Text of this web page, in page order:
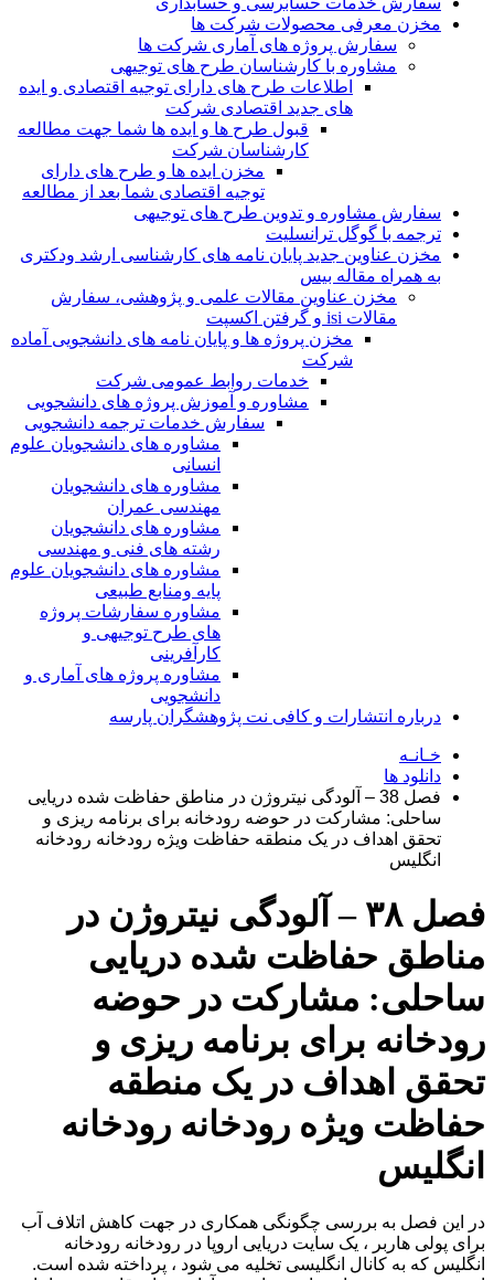
مخزن معرفی محصولات شرکت ها
سفارش پروژه های آماری شرکت ها
مشاوره با کارشناسان طرح های توجیهی
اطلاعات طرح های دارای توجیه اقتصادی و ایده
های جدید اقتصادی شرکت
قبول طرح ها و ایده ها شما جهت مطالعه
کارشناسان شرکت
مخزن ایده ها و طرح های دارای
توجیه اقتصادی شما بعد از مطالعه
سفارش مشاوره و تدوین طرح های توجیهی
ترجمه با گوگل ترانسلیت
مخزن عناوین جدید پایان نامه های کارشناسی ارشد ودکتری
به همراه مقاله بیس
مخزن عناوین مقالات علمی و پژوهشی، سفارش
مقالات isi و گرفتن اکسپت
مخزن پروژه ها و پایان نامه های دانشجویی آماده
شرکت
خدمات روابط عمومی شرکت
مشاوره و آموزش پروژه های دانشجویی
سفارش خدمات ترجمه دانشجویی
مشاوره های دانشجویان علوم
انسانی
مشاوره های دانشجویان
مهندسی عمران
مشاوره های دانشجویان
رشته های فنی و مهندسی
مشاوره های دانشجویان علوم
پایه ومنابع طبیعی
مشاوره سفارشات پروژه
های طرح توجیهی و
کارآفرینی
مشاوره پروژه های آماری و
دانشجویی
درباره انتشارات و کافی نت پژوهشگران پارسه
خـانـه
دانلود ها
فصل 38 – آلودگی نیتروژن در مناطق حفاظت شده دریایی
ساحلی: مشارکت در حوضه رودخانه برای برنامه ریزی و
تحقق اهداف در یک منطقه حفاظت ویژه رودخانه رودخانه
انگلیس
فصل ۳۸ – آلودگی نیتروژن در
مناطق حفاظت شده دریایی
ساحلی: مشارکت در حوضه
رودخانه برای برنامه ریزی و
تحقق اهداف در یک منطقه
حفاظت ویژه رودخانه رودخانه
انگلیس
در این فصل به بررسی چگونگی همکاری در جهت کاهش اتلاف آب
برای پولی هاربر ، یک سایت دریایی اروپا در رودخانه رودخانه
انگلیس که به کانال انگلیسی تخلیه می شود ، پرداخته شده است.